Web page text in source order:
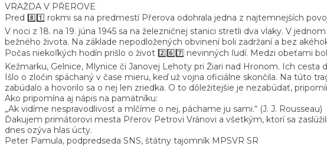
VRAŽDA V PŘEROVE
Pred 8️⃣1️⃣ rokmi sa na predmestí Přerova odohrala jedna z najtemnejších
V noci z 18. na 19. júna 1945 sa na železničnej stanici stretli dva vlaky. V
bežného života. Na základe nepodložených obvinení boli zadržaní a bez
Počas niekoľkých hodín prišlo o život 2️⃣6️⃣7️⃣ nevinných ľudí. Medzi obeťami
Kežmarku, Gelnice, Mlynice či Janovej Lehoty pri Žiari nad Hronom. Ich cesta
Išlo o zločin spáchaný v čase mieru, keď už vojna oficiálne skončila. Na túto
zabúdalo a hovorilo sa o nej len zriedka. O to dôležitejšie je nezabúdať,
Ako pripomína aj nápis na pamätníku:
„Ak vidíme nespravodlivosť a mlčíme o nej, páchame ju sami.“ (J. J. Rousseau)
Ďakujem primátorovi mesta Přerov Petrovi Vránovi a všetkým, ktorí sa
dnes ozýva hlas úcty.
Peter Pamula, podpredseda SNS, štátny tajomník MPSVR SR